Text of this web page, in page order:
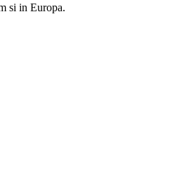
si in Europa.